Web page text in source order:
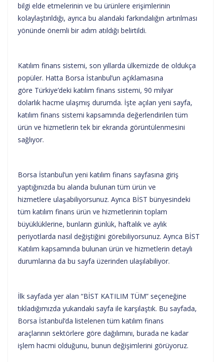
bilgi elde etmelerinin ve bu ürünlere erişimlerinin
kolaylaştırıldığı, ayrıca bu alandaki farkındalığın artırılması
yönünde önemli bir adım atıldığı belirtildi.
Katılım finans sistemi, son yıllarda ülkemizde de oldukça
popüler. Hatta Borsa İstanbul’un açıklamasına
göre Türkiye’deki katılım finans sistemi, 90 milyar
dolarlık hacme ulaşmış durumda. İşte açılan yeni sayfa,
katılım finans sistemi kapsamında değerlendirilen tüm
ürün ve hizmetlerin tek bir ekranda görüntülenmesini
sağlıyor.
Borsa İstanbul’un yeni katılım finans sayfasına giriş
yaptığınızda bu alanda bulunan tüm ürün ve
hizmetlere ulaşabiliyorsunuz. Ayrıca BİST bünyesindeki
tüm katılım finans ürün ve hizmetlerinin toplam
büyüklüklerine, bunların günlük, haftalık ve aylık
periyotlarda nasıl değiştiğini görebiliyorsunuz. Ayrıca BİST
Katılım kapsamında bulunan ürün ve hizmetlerin detaylı
durumlarına da bu sayfa üzerinden ulaşılabiliyor.
İlk sayfada yer alan “BİST KATILIM TÜM” seçeneğine
tıkladığımızda yukarıdaki sayfa ile karşılaştık. Bu sayfada,
Borsa İstanbul’da listelenen tüm katılım finans
araçlarının sektörlere göre dağılımını, burada ne kadar
işlem hacmi olduğunu, bunun değişimlerini görüyoruz.